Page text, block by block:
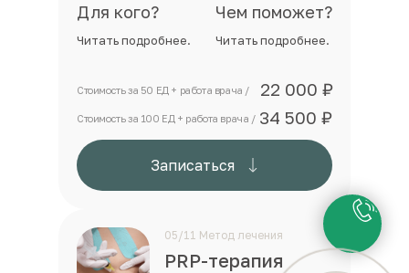
Для кого? Чем поможет?
Читать подробнее.
Стоимость за 50 ЕД + работа врача /
22 000 ₽
34 500 ₽
Стоимость за 100 ЕД + работа врача /
Читать подробнее.
Записаться
PRP-терапия
в неврологии
PRP-терапия
05/11 Метод лечения